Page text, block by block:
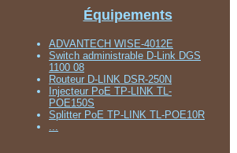
Équipements
ADVANTECH WISE-4012E
Switch administrable D-Link DGS
1100 08
Routeur D-LINK DSR-250N
Injecteur PoE TP-LINK TL-
POE150S
Splitter PoE TP-LINK TL-POE10R
...